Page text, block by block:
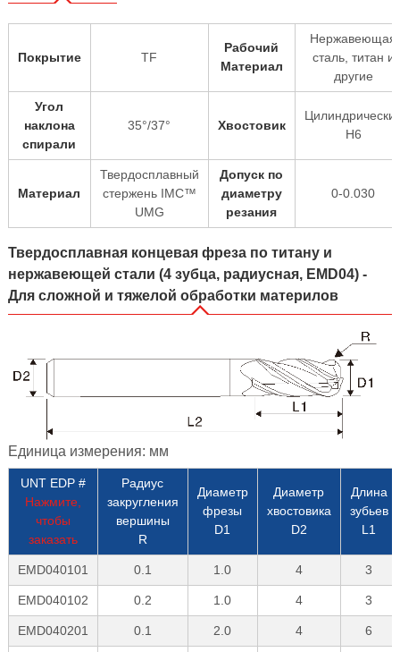
Покрытие TF
Рабочий
Материал
Нержавеющая
сталь, титан и
другие
Угол
наклона
спирали
35°/37° Хвостовик
H6
Материал
Твердосплавный
стержень IMC™
UMG
Допуск по
диаметру
резания
0-0.030
Твердосплавная концевая фреза по титану и
нержавеющей стали (4 зубца, радиусная, EMD04) -
Для сложной и тяжелой обработки материлов
Единица измерения: мм
UNT EDP #
Нажмите,
чтобы
заказать
Радиус
закругления
вершины
R
Диаметр
фрезы
D1
Диаметр
хвостовика
D2
Длина
зубьев
L1
EMD040101 0.1 1.0 4 3
EMD040102 0.2 1.0 4 3
EMD040201 0.1 2.0 4 6